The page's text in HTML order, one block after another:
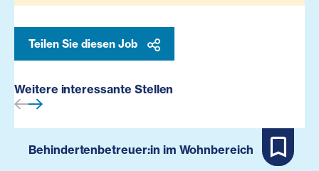
Teilen Sie diesen Job
Weitere interessante Stellen
Behindertenbetreuer:in im Wohnbereich